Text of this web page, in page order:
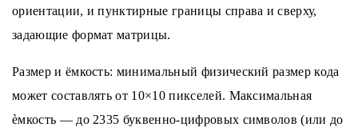
ориентации, и пунктирные границы справа и сверху,
задающие формат матрицы.
Размер и ёмкость: минимальный физический размер кода
может составлять от 10×10 пикселей. Максимальная
ѐмкость — до 2335 буквенно-цифровых символов (или до